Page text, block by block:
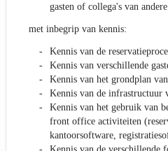
gasten of collega's van
met inbegrip van kennis:
Kennis van de
Kennis van verschillende
Kennis van het grondplan
Kennis van de infrastructuur
Kennis van het gebruik van
front office activiteiten
kantoorsoftware,